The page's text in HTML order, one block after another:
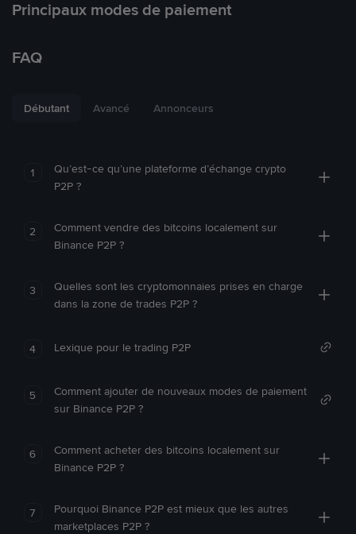
Principaux modes de paiement
FAQ
Débutant Avancé Annonceurs
1
Qu’est-ce qu’une plateforme d’échange crypto
P2P ?
2
Comment vendre des bitcoins localement sur
Binance P2P ?
3
Quelles sont les cryptomonnaies prises en charge
dans la zone de trades P2P ?
4 Lexique pour le trading P2P
5
Comment ajouter de nouveaux modes de paiement
sur Binance P2P ?
6
Comment acheter des bitcoins localement sur
Binance P2P ?
7
Pourquoi Binance P2P est mieux que les autres
marketplaces P2P ?